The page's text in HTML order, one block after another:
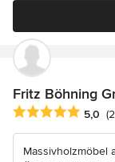
Fritz Böhning
Durchschnittliche
5,0
Massivholzmöbel